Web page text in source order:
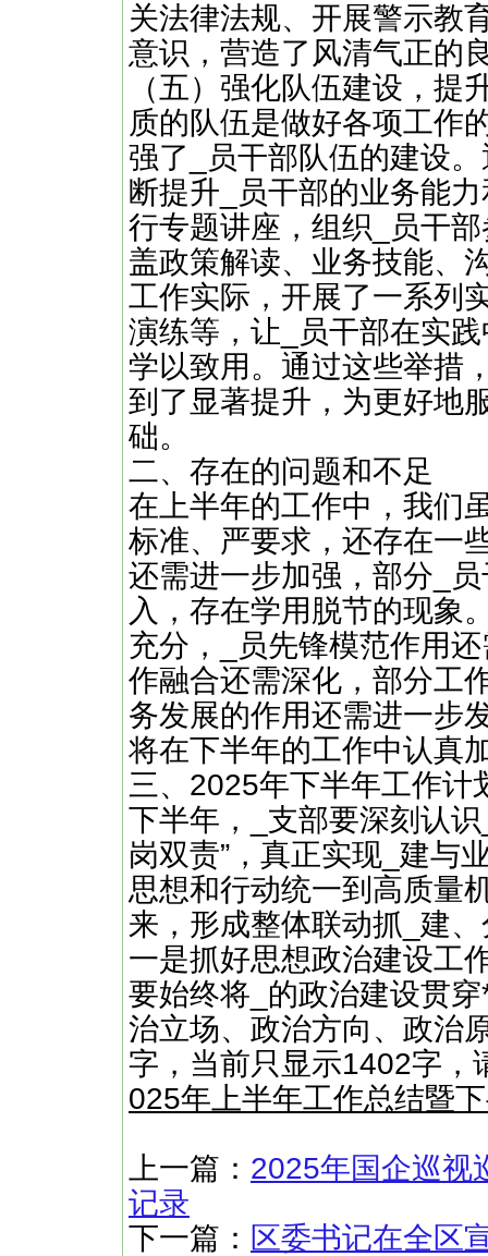
关法律法规、开展警示教
意识，营造了风清气正的
（五）强化队伍建设，提
质的队伍是做好各项工作
强了_员干部队伍的建设
断提升_员干部的业务能
行专题讲座，组织_员干
盖政策解读、业务技能、
工作实际，开展了一系列
演练等，让_员干部在实
学以致用。通过这些举措
到了显著提升，为更好地
础。
二、存在的问题和不足
在上半年的工作中，我们
标准、严要求，还存在一
还需进一步加强，部分_
入，存在学用脱节的现象
充分，_员先锋模范作用
作融合还需深化，部分工
务发展的作用还需进一步
将在下半年的工作中认真
三、2025年下半年工作计
下半年，_支部要深刻认
岗双责”，真正实现_建与
思想和行动统一到高质量
来，形成整体联动抓_建
一是抓好思想政治建设工
要始终将_的政治建设贯
治立场、政治方向、政
字，当前只显示1402字，
025年上半年工作总结暨
上一篇： 2025年国企巡视
记录
下一篇： 区委书记在全区